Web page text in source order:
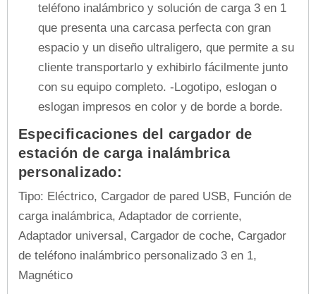
teléfono inalámbrico y solución de carga 3 en 1
que presenta una carcasa perfecta con gran
espacio y un diseño ultraligero, que permite a su
cliente transportarlo y exhibirlo fácilmente junto
con su equipo completo. -Logotipo, eslogan o
eslogan impresos en color y de borde a borde.
Especificaciones del cargador de
estación de carga inalámbrica
personalizado:
Tipo: Eléctrico, Cargador de pared USB, Función de
carga inalámbrica, Adaptador de corriente,
Adaptador universal, Cargador de coche, Cargador
de teléfono inalámbrico personalizado 3 en 1,
Magnético